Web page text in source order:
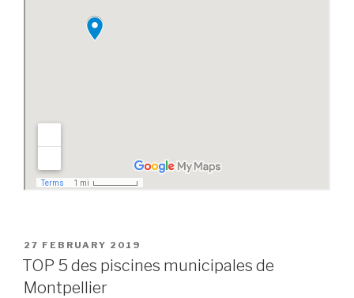
POSTED
ON
27 FEBRUARY 2019
TOP 5 des piscines municipales de
Montpellier